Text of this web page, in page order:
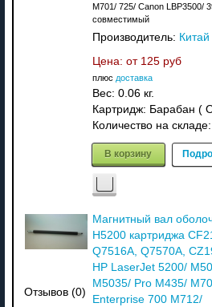
M701/ 725/ Canon LBP3500/
совместимый
Производитель: Китай
Цена: от 125 руб
плюс доставка
Вес: 0.06 кг.
Картридж: Барабан (
Количество на складе:
В корзину
Отзывов (0)
Магнитный вал
H5200 картриджа
Q7516A, Q7570A,
HP LaserJet 5200/
M5035/ Pro M435/
Enterprise 700 M712/